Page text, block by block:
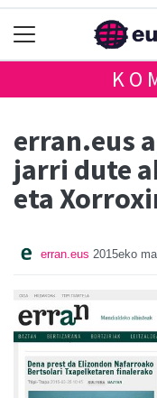
erran.eus
jarri dute
eta
erran.eus 2015eko